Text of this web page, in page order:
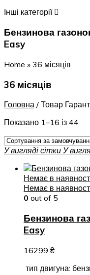
Інші категорії
Бензинова
Easy
Home » 36 місяців
36 місяців
Головна / Товар
Показано 1–16 із 44
У вигляді сітки У
Немає в
Немає в
0 out of 5
Бензинова
Easy
16299 ₴
тип двигуна: